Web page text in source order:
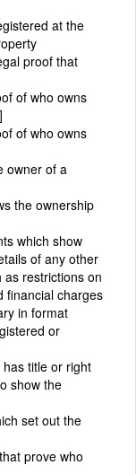
at the
proof that
of who owns
of who owns
owner of a
the ownership
which show
of any other
as restrictions on
financial charges
in format
or
title or right
show the
set out the
prove who